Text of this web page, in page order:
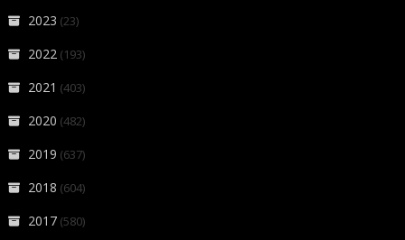
2023 (23)
2022 (193)
2021 (403)
2020 (482)
2019 (637)
2018 (604)
2017 (580)